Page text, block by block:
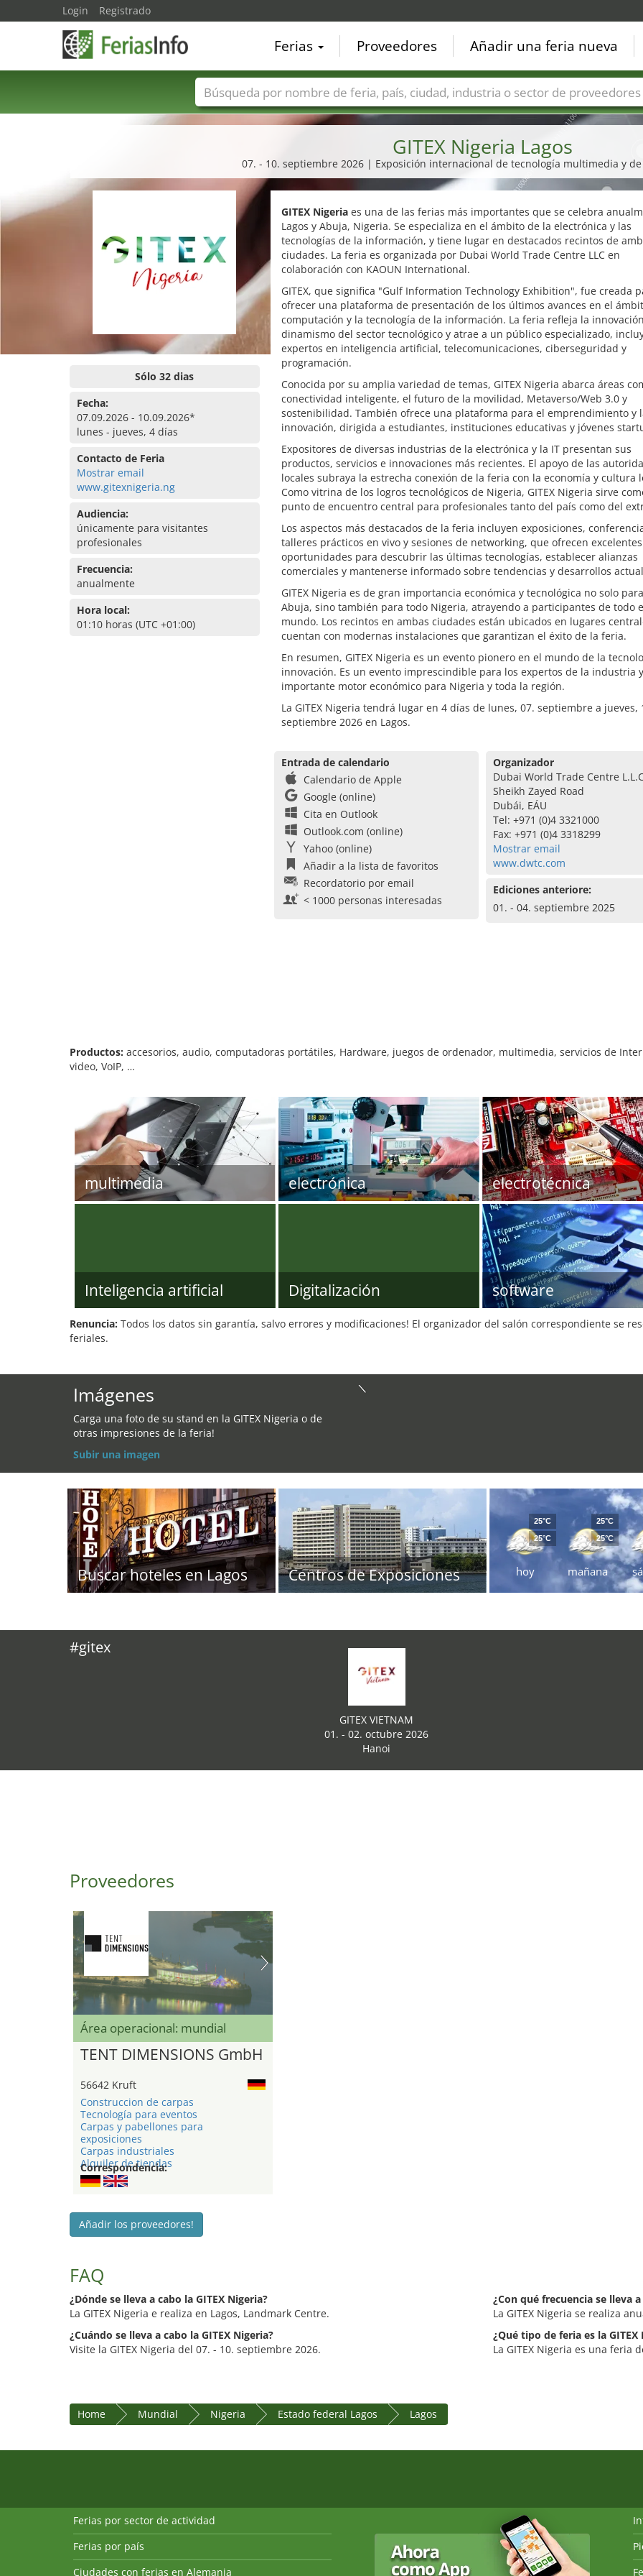
GITEX Nigeria Lagos
07. - 10. septiembre 2026 | Exposición internacional de tecnología multimedia y
Sólo 32 dias
Fecha:
07.09.2026 - 10.09.2026*
lunes - jueves, 4 días
Contacto de Feria
Mostrar email
www.gitexnigeria.ng
Audiencia:
únicamente para visitantes
profesionales
Frecuencia:
anualmente
Hora local:
01:10 horas (UTC +01:00)
GITEX Nigeriaes una de las ferias más importantes que se celebra
Lagos y Abuja, Nigeria. Se especializa en el ámbito de la electrónica y las
tecnologías de la información, y tiene lugar en destacados recintos de
ciudades. La feria es organizada por Dubai World Trade Centre LLC en
colaboración con KAOUN International.
GITEX, que significa "Gulf Information Technology Exhibition", fue creada
ofrecer una plataforma de presentación de los últimos avances en el
computación y la tecnología de la información. La feria refleja la
dinamismo del sector tecnológico y atrae a un público especializado,
expertos en inteligencia artificial, telecomunicaciones, ciberseguridad y
programación.
Conocida por su amplia variedad de temas, GITEX Nigeria abarca áreas
conectividad inteligente, el futuro de la movilidad, Metaverso/Web 3.0 y
sostenibilidad. También ofrece una plataforma para el emprendimiento y
innovación, dirigida a estudiantes, instituciones educativas y jóvenes
Expositores de diversas industrias de la electrónica y la IT presentan sus
productos, servicios e innovaciones más recientes. El apoyo de las
locales subraya la estrecha conexión de la feria con la economía y cultura
Como vitrina de los logros tecnológicos de Nigeria, GITEX Nigeria sirve
punto de encuentro central para profesionales tanto del país como del
Los aspectos más destacados de la feria incluyen exposiciones,
talleres prácticos en vivo y sesiones de networking, que ofrecen excelentes
oportunidades para descubrir las últimas tecnologías, establecer alianzas
comerciales y mantenerse informado sobre tendencias y desarrollos
GITEX Nigeria es de gran importancia económica y tecnológica no solo
Abuja, sino también para todo Nigeria, atrayendo a participantes de todo
mundo. Los recintos en ambas ciudades están ubicados en lugares
cuentan con modernas instalaciones que garantizan el éxito de la feria.
En resumen, GITEX Nigeria es un evento pionero en el mundo de la
innovación. Es un evento imprescindible para los expertos de la industria
importante motor económico para Nigeria y toda la región.
La GITEX Nigeria tendrá lugar en 4 días de lunes, 07. septiembre a jueves,
septiembre 2026 en Lagos.
Entrada de calendario
Calendario de Apple
Google (online)
Cita en Outlook
Outlook.com (online)
Yahoo (online)
Añadir a la lista de favoritos
Recordatorio por email
< 1000 personas interesadas
Organizador
Dubai World Trade Centre
Sheikh Zayed Road
Dubái, EÁU
Tel: +971 (0)4 3321000
Fax: +971 (0)4 3318299
Mostrar email
www.dwtc.com
Ediciones anteriore:
01. - 04. septiembre 2025
Productos: accesorios, audio, computadoras portátiles, Hardware, juegos de ordenador, multimedia, servicios de
video, VoIP, …
multimedia electrónica electrotécnica
Inteligencia artificial Digitalización software
Renuncia: Todos los datos sin garantía, salvo errores y modificaciones! El organizador del salón correspondiente se
feriales.
Imágenes
Carga una foto de su stand en la GITEX Nigeria o de
otras impresiones de la feria!
Subir una imagen
Buscar hoteles en Lagos Centros de Exposiciones hoy
25°C
25°C
mañana
25°C
25°C
#gitex
GITEX VIETNAM
01. - 02. octubre 2026
Hanoi
Proveedores
Área operacional: mundial
TENT DIMENSIONS GmbH
56642 Kruft
Construccion de carpas
Tecnología para eventos
Carpas y pabellones para
exposiciones
Carpas industriales
Alquiler de tiendas
Correspondencia:
Añadir los proveedores!
FAQ
¿Dónde se lleva a cabo la GITEX Nigeria?
La GITEX Nigeria e realiza en Lagos, Landmark Centre.
¿Cuándo se lleva a cabo la GITEX Nigeria?
Visite la GITEX Nigeria del 07. - 10. septiembre 2026.
¿Con qué frecuencia se lleva
La GITEX Nigeria se realiza
¿Qué tipo de feria es la GITEX
La GITEX Nigeria es una feria
Home Mundial Nigeria Estado federal Lagos Lagos
Login Registrado
Ferias Proveedores Añadir una feria nueva
Nombres de ferias Países Ciudades Sectores de ferias Sectores de
Ferias por sector de actividad
Ferias por país
Ciudades con ferias en Alemania